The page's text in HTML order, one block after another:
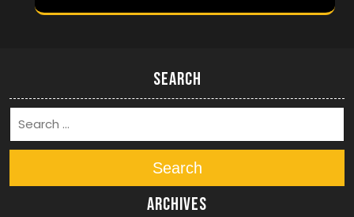
Search
Search
Archives